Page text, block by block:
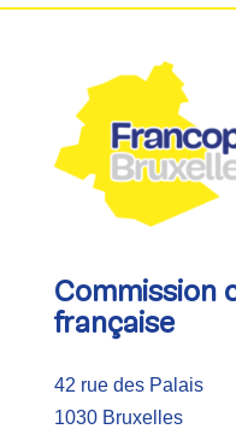
Commission
française
42 rue des Palais
1030 Bruxelles